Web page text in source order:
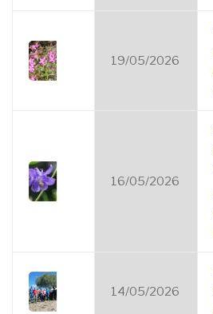
19/05/2026
16/05/2026
14/05/2026